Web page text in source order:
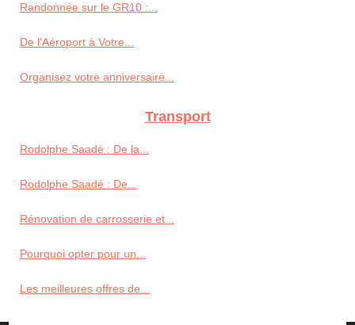
Randonnée sur le GR10 :...
De l'Aéroport à Votre...
Organisez votre anniversaire...
Transport
Rodolphe Saadé : De la...
Rodolphe Saadé : De...
Rénovation de carrosserie et...
Pourquoi opter pour un...
Les meilleures offres de...